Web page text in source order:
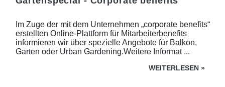
Im Zuge der mit dem Unternehmen „corporate benefits“
erstellten Online-Plattform für Mitarbeiterbenefits
informieren wir über spezielle Angebote für Balkon,
Garten oder Urban Gardening.Weitere Informat ...
WEITERLESEN »